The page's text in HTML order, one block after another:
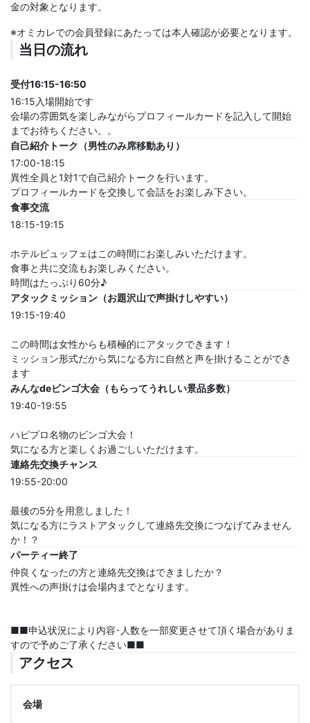
金の対象となります。
※オミカレでの会員登録にあたっては本人確認が必要となります。
当日の流れ
受付16:15-16:50
16:15入場開始です
会場の雰囲気を楽しみながらプロフィールカードを記入して開始
までお待ちください。。
自己紹介トーク（男性のみ席移動あり）
17:00-18:15
異性全員と1対1で自己紹介トークを行います。
プロフィールカードを交換して会話をお楽しみ下さい。
食事交流
18:15-19:15
ホテルビュッフェはこの時間にお楽しみいただけます。
食事と共に交流もお楽しみください。
時間はたっぷり60分♪
アタックミッション（お題沢山で声掛けしやすい）
19:15-19:40
この時間は女性からも積極的にアタックできます！
ミッション形式だから気になる方に自然と声を掛けることができ
ます
みんなdeビンゴ大会（もらってうれしい景品多数）
19:40-19:55
ハピプロ名物のビンゴ大会！
気になる方と楽しくお過ごしいただけます。
連絡先交換チャンス
19:55-20:00
最後の5分を用意しました！
気になる方にラストアタックして連絡先交換につなげてみません
か！？
パーティー終了
仲良くなったの方と連絡先交換はできましたか？
異性への声掛けは会場内までとなります。
■■申込状況により内容･人数を一部変更させて頂く場合がありま
すので予めご了承ください■■
アクセス
会場